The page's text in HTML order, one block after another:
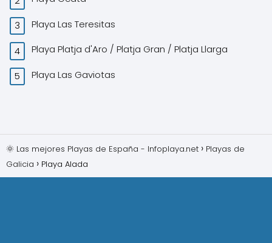
Playa Las Teresitas
Playa Platja d'Aro / Platja Gran / Platja Llarga
Playa Las Gaviotas
🌞 Las mejores Playas de España - Infoplaya.net
Playas de
Galicia
Playa Alada